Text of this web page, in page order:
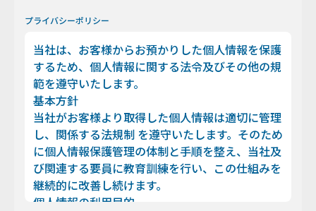
プライバシーポリシー
当社は、お客様からお預かりした個人情報を保護
するため、個人情報に関する法令及びその他の規
範を遵守いたします。
基本方針
当社がお客様より取得した個人情報は適切に管理
し、関係する法規制 を遵守いたします。そのため
に個人情報保護管理の体制と手順を整え、当社及
び関連する要員に教育訓練を行い、この仕組みを
継続的に改善し続けます。
個人情報の利用目的